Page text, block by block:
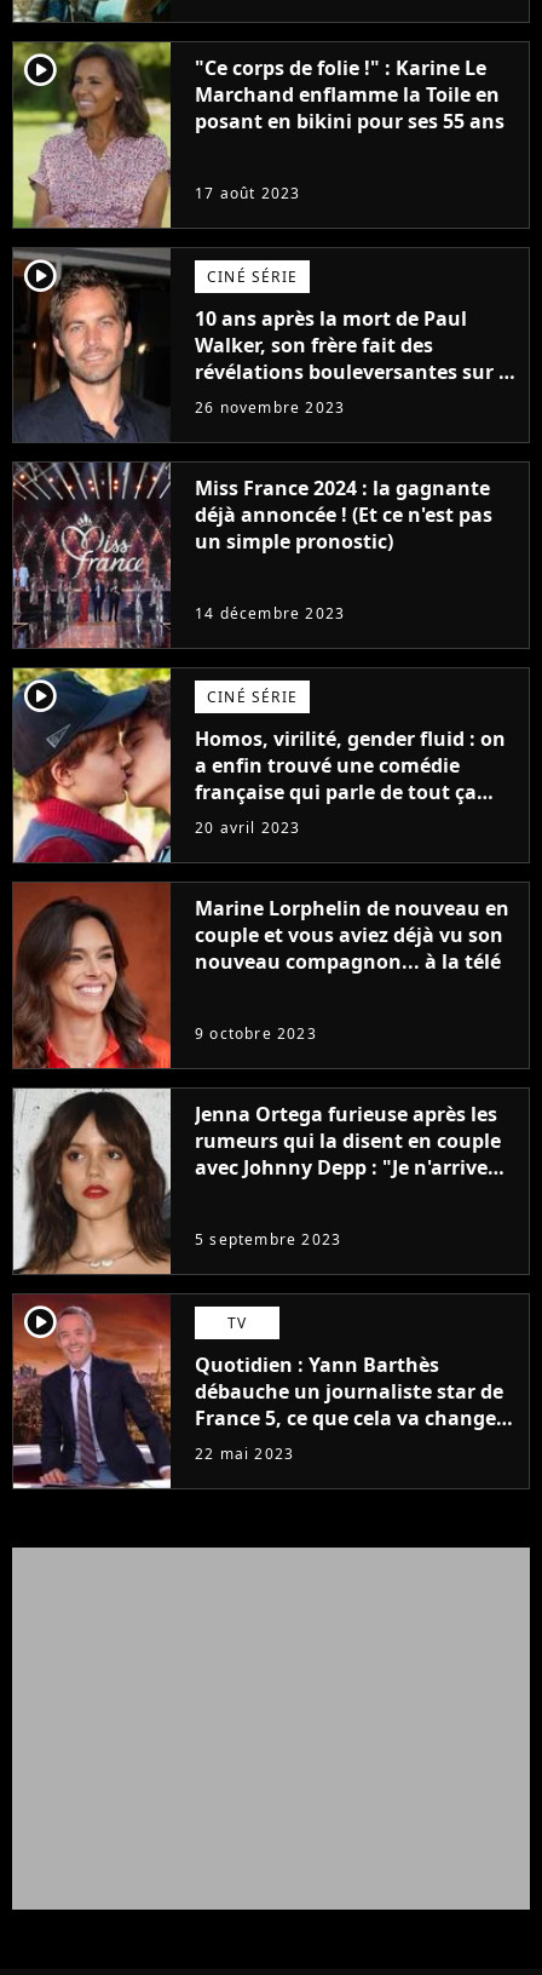
player2
"Ce corps de folie !" : Karine Le
Marchand enflamme la Toile en
posant en bikini pour ses 55 ans
17 août 2023
player2 CINÉ SÉRIE
10 ans après la mort de Paul
Walker, son frère fait des
révélations bouleversantes sur la
réaction des acteurs de Fast and
26 novembre 2023
Miss France 2024 : la gagnante
déjà annoncée ! (Et ce n'est pas
un simple pronostic)
14 décembre 2023
player2 CINÉ SÉRIE
Homos, virilité, gender fluid : on
a enfin trouvé une comédie
française qui parle de tout ça
sans être super ringarde
20 avril 2023
Marine Lorphelin de nouveau en
couple et vous aviez déjà vu son
nouveau compagnon... à la télé
9 octobre 2023
Jenna Ortega furieuse après les
rumeurs qui la disent en couple
avec Johnny Depp : "Je n'arrive
5 septembre 2023
player2 TV
Quotidien : Yann Barthès
débauche un journaliste star de
France 5, ce que cela va changer
à la rentrée
22 mai 2023